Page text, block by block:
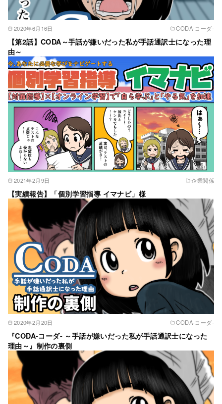
2020年6月16日 CODA‐コーダ‐
【第2話】CODA～手話が嫌いだった私が手話通訳士になった理
由～
2021年2月9日 企業関係
【実績報告】「個別学習指導 イマナビ」様
2020年2月20日 CODA‐コーダ‐
『CODA-コーダ- ～手話が嫌いだった私が手話通訳士になった
理由～』制作の裏側